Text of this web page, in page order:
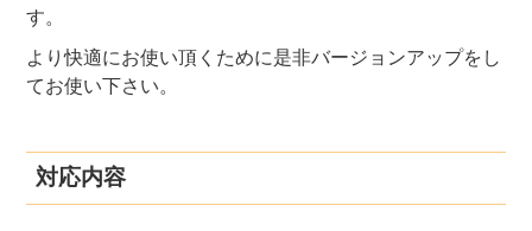
す。
より快適にお使い頂くために是非バージョンアップをし
てお使い下さい。
対応内容